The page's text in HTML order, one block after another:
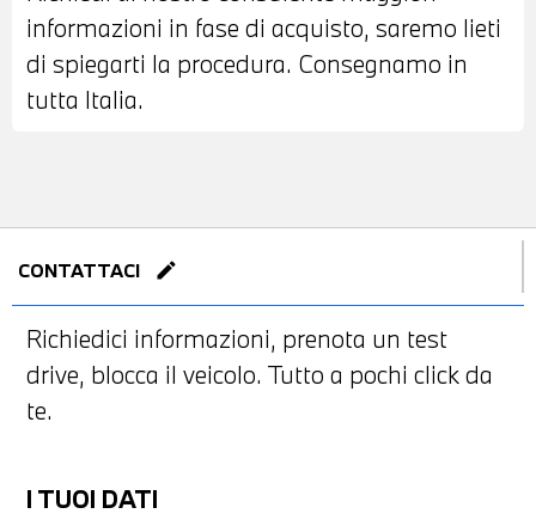
informazioni in fase di acquisto, saremo lieti
di spiegarti la procedura. Consegnamo in
tutta Italia.
CONTATTACI edit
Richiedici informazioni, prenota un test
drive, blocca il veicolo. Tutto a pochi click da
te.
I TUOI DATI